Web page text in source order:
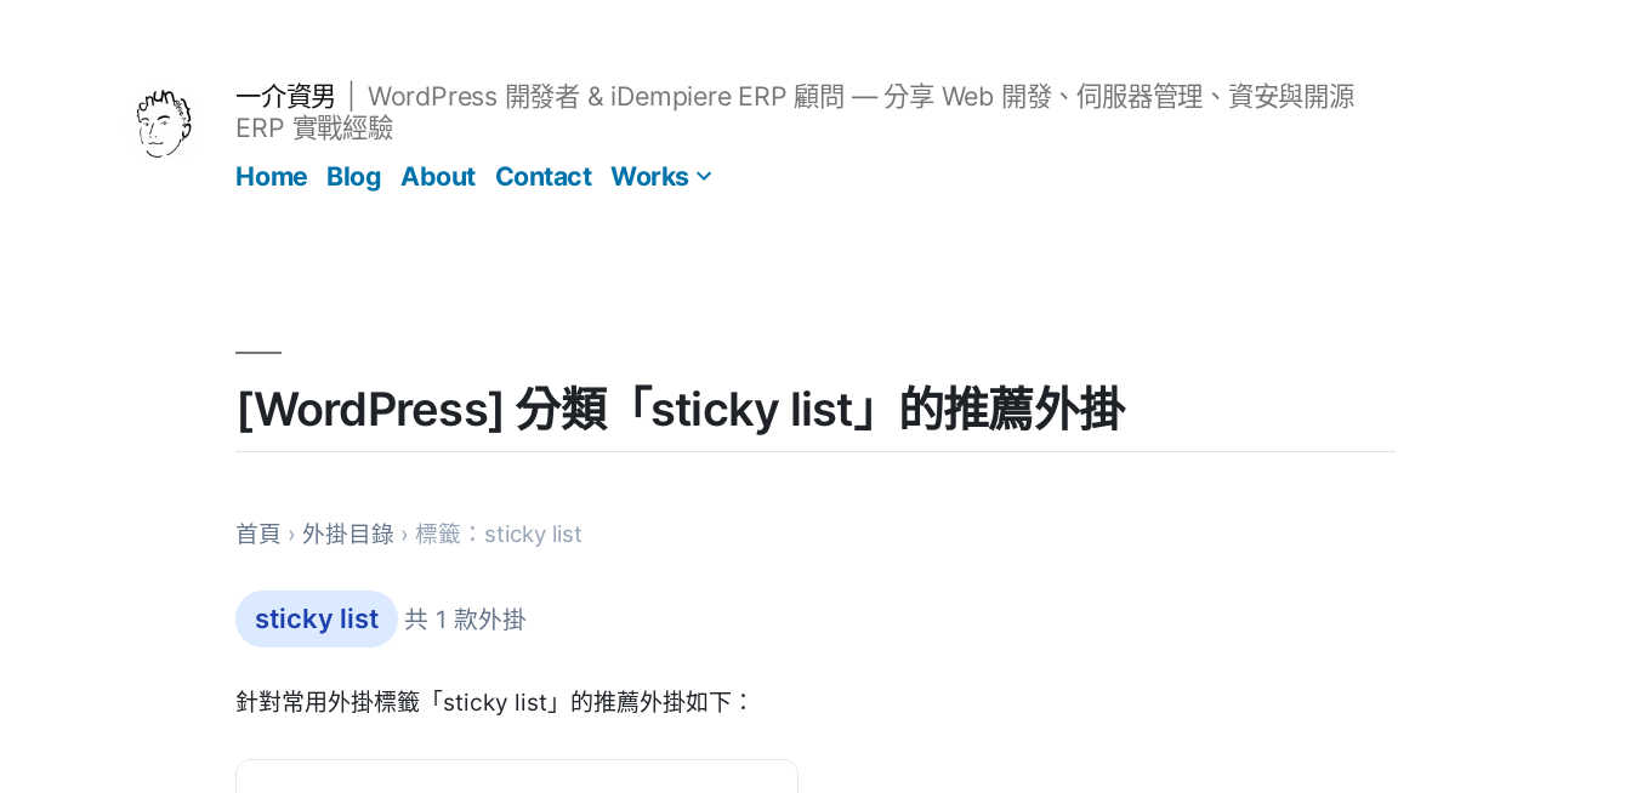
一介資男
WordPress 開發者 & iDempiere ERP 顧問 — 分享 Web 開發、伺服器管理、資安與開源
ERP 實戰經驗
Home
Blog About Contact Works
[WordPress] 分類「sticky list」的推薦外掛
首頁 › 外掛目錄 › 標籤：sticky list
sticky list 共 1 款外掛
針對常用外掛標籤「sticky list」的推薦外掛如下：